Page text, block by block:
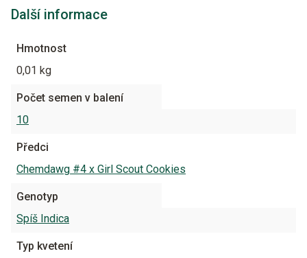
Další informace
Hmotnost
0,01 kg
Počet semen v balení
10
Předci
Chemdawg #4 x Girl Scout Cookies
Genotyp
Spíš Indica
Typ kvetení